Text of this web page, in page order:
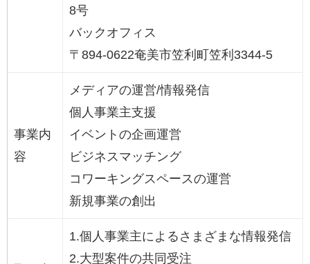
8号
バックオフィス
〒894-0622奄美市笠利町笠利3344-5
事業内
容
メディアの運営/情報発信
個人事業主支援
イベントの企画運営
ビジネスマッチング
コワーキングスペースの運営
新規事業の創出
1.個人事業主によるさまざまな情報発信
2.大型案件の共同受注